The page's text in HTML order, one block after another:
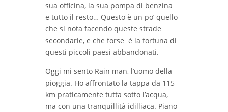
sua officina, la sua pompa di benzina
e tutto il resto… Questo è un po’ quello
che si nota facendo queste strade
secondarie, e che forse è la fortuna di
questi piccoli paesi abbandonati.
Oggi mi sento Rain man, l’uomo della
pioggia. Ho affrontato la tappa da 115
km praticamente tutta sotto l’acqua,
ma con una tranquillità idilliaca. Piano